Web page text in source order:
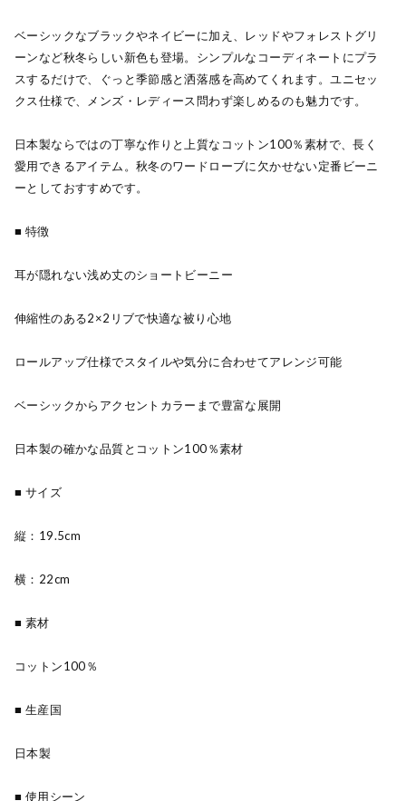
ベーシックなブラックやネイビーに加え、レッドやフォレストグリ
ーンなど秋冬らしい新色も登場。シンプルなコーディネートにプラ
スするだけで、ぐっと季節感と洒落感を高めてくれます。ユニセッ
クス仕様で、メンズ・レディース問わず楽しめるのも魅力です。
日本製ならではの丁寧な作りと上質なコットン100％素材で、長く
愛用できるアイテム。秋冬のワードローブに欠かせない定番ビーニ
ーとしておすすめです。
■ 特徴
耳が隠れない浅め丈のショートビーニー
伸縮性のある2×2リブで快適な被り心地
ロールアップ仕様でスタイルや気分に合わせてアレンジ可能
ベーシックからアクセントカラーまで豊富な展開
日本製の確かな品質とコットン100％素材
■ サイズ
縦：19.5cm
横：22cm
■ 素材
コットン100％
■ 生産国
日本製
■ 使用シーン